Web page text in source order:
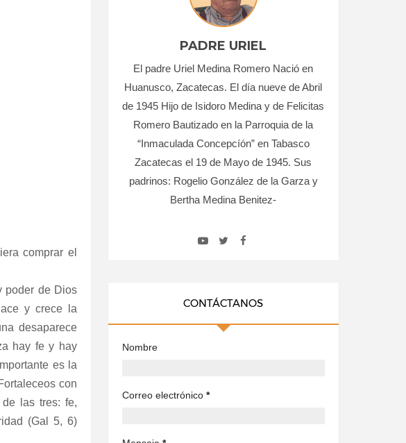
comprar el
poder de Dios
y crece la
desaparece
hay fe y hay
es la
con
las tres: fe,
(Gal 5, 6)
PADRE URIEL
El padre Uriel Medina Romero Nació en
Huanusco, Zacatecas. El día nueve de Abril
de 1945 Hijo de Isidoro Medina y de Felicitas
Romero Bautizado en la Parroquia de la
“Inmaculada Concepcíón” en Tabasco
Zacatecas el 19 de Mayo de 1945. Sus
padrinos: Rogelio González de la Garza y
Bertha Medina Benitez-
CONTÁCTANOS
Nombre
Correo electrónico *